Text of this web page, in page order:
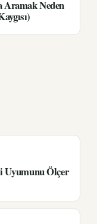
Aramak Neden
Uyumunu Ölçer